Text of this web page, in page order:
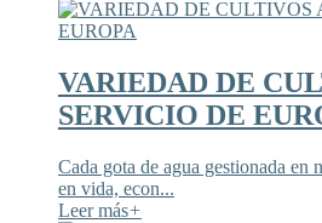
VARIEDAD DE
SERVICIO DE
Cada gota de agua gestionada en
en vida, econ...
Leer más+